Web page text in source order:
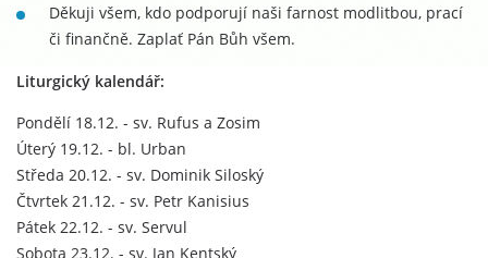
Děkuji všem, kdo podporují naši farnost modlitbou, prací
či finančně. Zaplať Pán Bůh všem.
Liturgický kalendář:
Pondělí 18.12. - sv. Rufus a Zosim
Úterý 19.12. - bl. Urban
Středa 20.12. - sv. Dominik Siloský
Čtvrtek 21.12. - sv. Petr Kanisius
Pátek 22.12. - sv. Servul
Sobota 23.12. - sv. Jan Kentský